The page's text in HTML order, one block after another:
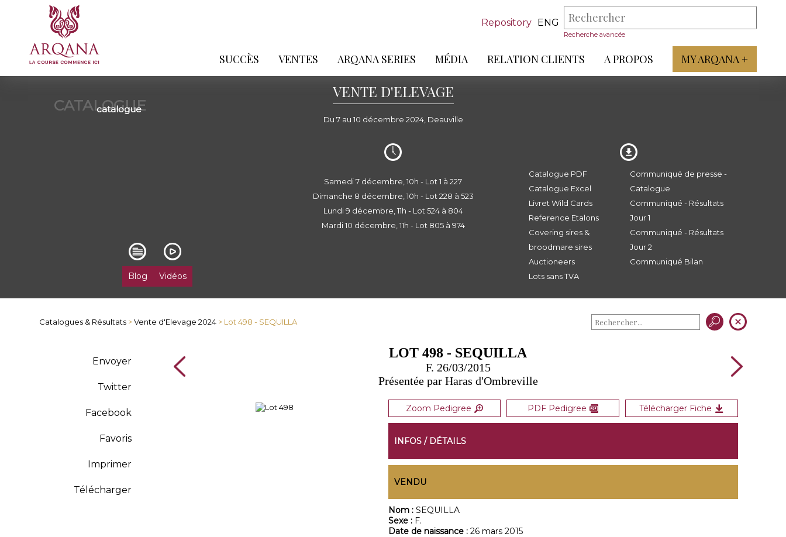
Repository ENG
Recherche avancée
SUCCÈS VENTES ARQANA SERIES MÉDIA RELATION CLIENTS A PROPOS MY ARQANA +
CATALOGUE
catalogue
VENTE D'ELEVAGE
Du 7 au 10 décembre 2024, Deauville
Blog Vidéos
Samedi 7 décembre, 10h - Lot 1 à 227
Dimanche 8 décembre, 10h - Lot 228 à 523
Lundi 9 décembre, 11h - Lot 524 à 804
Mardi 10 décembre, 11h - Lot 805 à 974
Catalogue PDF
Catalogue Excel
Livret Wild Cards
Reference Etalons
Covering sires &
broodmare sires
Auctioneers
Lots sans TVA
Communiqué de presse -
Catalogue
Communiqué - Résultats
Jour 1
Communiqué - Résultats
Jour 2
Communiqué Bilan
Catalogues & Résultats >Vente d'Elevage 2024 > Lot 498 - SEQUILLA
Envoyer
Twitter
Facebook
Favoris
Imprimer
Télécharger
LOT 498 - SEQUILLA
F. 26/03/2015
Présentée par Haras d'Ombreville
Zoom Pedigree PDF Pedigree Télécharger Fiche
INFOS / DÉTAILS
VENDU
Nom : SEQUILLA
Sexe : F.
Date de naissance : 26 mars 2015